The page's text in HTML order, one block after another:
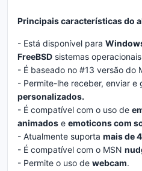
Principais características do
- Está disponível para
FreeBSD sistemas
- É baseado no #13 versão do
- Permite-lhe receber, enviar e
personalizados.
- É compatível com o uso de
animados e emoticonscom
- Atualmente suporta mais de
- É compatível com o MSN
- Permite o uso de webcam.